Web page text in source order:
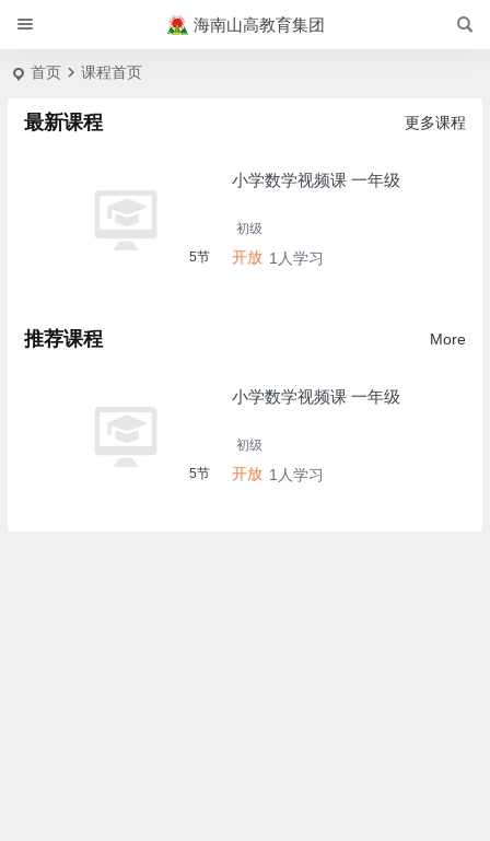
海南山高教育集团
首页 课程首页
最新课程 更多课程
5节
小学数学视频课 一年级
初级
开放 1人学习
推荐课程 More
5节
小学数学视频课 一年级
初级
开放 1人学习